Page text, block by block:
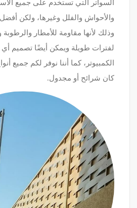
السواتر التي تستخدم على جميع
والأحواش والفلل وغيرها، ولكن
وذلك لأنها مقاومة للأمطار
لفترات طويلة ويمكن أيضًا تصميم أي
الكمبيوتر، كما أننا نوفر لكم جميع
كان شرائح أو مجدول.